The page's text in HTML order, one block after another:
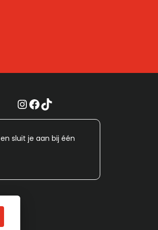
Instagram
Facebook
TikTok
en sluit je aan bij één